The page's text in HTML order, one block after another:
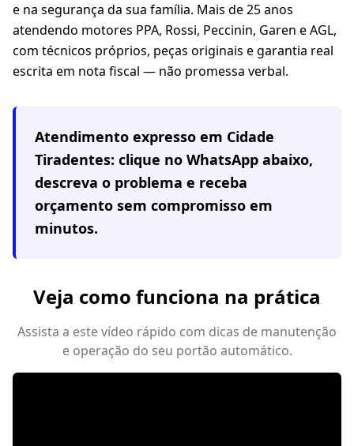
e na segurança da sua família. Mais de 25 anos
atendendo motores PPA, Rossi, Peccinin, Garen e AGL,
com técnicos próprios, peças originais e garantia real
escrita em nota fiscal — não promessa verbal.
Atendimento expresso em Cidade
Tiradentes: clique no WhatsApp abaixo,
descreva o problema e receba
orçamento sem compromisso em
minutos.
Veja como funciona na prática
Assista a este vídeo rápido com dicas de manutenção
e operação do seu portão automático.